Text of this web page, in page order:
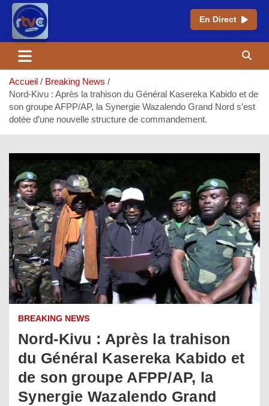
En Direct
contenu
Accueil
Breaking News
Nord-Kivu : Après la trahison du Général Kasereka Kabido et de
son groupe AFPP/AP, la Synergie Wazalendo Grand Nord s’est
dotée d’une nouvelle structure de commandement.
BREAKING NEWS
Nord-Kivu : Après la trahison
du Général Kasereka Kabido et
de son groupe AFPP/AP, la
Synergie Wazalendo Grand